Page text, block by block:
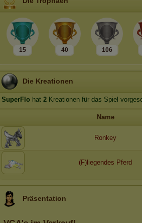
15 40 106
Die Kreationen
SuperFlo hat 2 Kreationen für das Spiel
Name
Ronkey
(F)liegendes Pferd
Präsentation